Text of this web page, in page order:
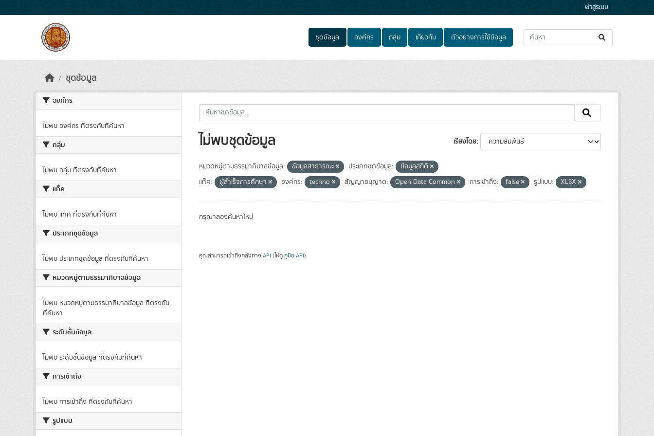
เข้าสู่ระบบ
ชุดข้อมูล องค์กร กลุ่ม เกี่ยวกับ ตัวอย่างการใช้ข้อมูล
ชุดข้อมูล
องค์กร
ไม่พบ องค์กร ที่ตรงกับที่ค้นหา
กลุ่ม
ไม่พบ กลุ่ม ที่ตรงกับที่ค้นหา
แท็ค
ไม่พบ แท็ค ที่ตรงกับที่ค้นหา
ประเภทชุดข้อมูล
ไม่พบ ประเภทชุดข้อมูล ที่ตรงกับที่ค้นหา
หมวดหมู่ตามธรรมาภิบาลข้อมูล
ไม่พบ หมวดหมู่ตามธรรมาภิบาลข้อมูล ที่ตรงกับ
ที่ค้นหา
ระดับชั้นข้อมูล
ไม่พบ ระดับชั้นข้อมูล ที่ตรงกับที่ค้นหา
การเข้าถึง
ไม่พบ การเข้าถึง ที่ตรงกับที่ค้นหา
รูปแบบ
เรียงโดย
ไม่พบชุดข้อมูล
หมวดหมู่ตามธรรมาภิบาลข้อมูล: ข้อมูลสาธารณะ ประเภทชุดข้อมูล:
ข้อมูลสถิติ
แท็ค:
ผู้สำเร็จการศึกษา องค์กร: techno สัญญาอนุญาต: Open Data Common การเข้าถึง: false รูปแบบ: XLSX
กรุณาลองค้นหาใหม่
คุณสามารถเข้าถึงคลังทาง API (ให้ดู คู่มือ API).